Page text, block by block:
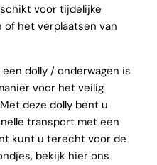
voor tijdelijke
het verplaatsen van
dolly / onderwagen is
voor het veilig
deze dolly bent u
transport met een
kunt u terecht voor de
bekijk hier ons